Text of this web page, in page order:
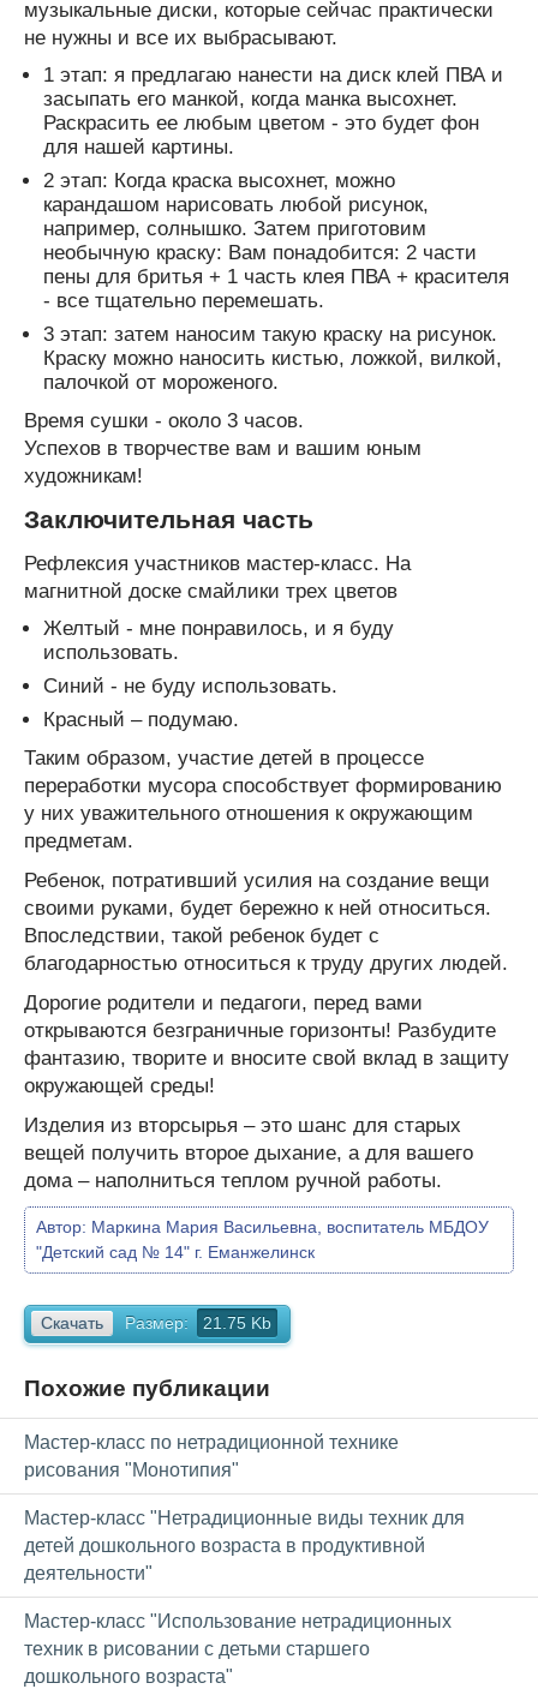
музыкальные диски, которые сейчас практически
не нужны и все их выбрасывают.
1 этап: я предлагаю нанести на диск клей ПВА и
засыпать его манкой, когда манка высохнет.
Раскрасить ее любым цветом - это будет фон
для нашей картины.
2 этап: Когда краска высохнет, можно
карандашом нарисовать любой рисунок,
например, солнышко. Затем приготовим
необычную краску: Вам понадобится: 2 части
пены для бритья + 1 часть клея ПВА + красителя
- все тщательно перемешать.
3 этап: затем наносим такую краску на рисунок.
Краску можно наносить кистью, ложкой, вилкой,
палочкой от мороженого.
Время сушки - около 3 часов.
Успехов в творчестве вам и вашим юным
художникам!
Заключительная часть
Рефлексия участников мастер-класс. На
магнитной доске смайлики трех цветов
Желтый - мне понравилось, и я буду
использовать.
Синий - не буду использовать.
Красный – подумаю.
Таким образом, участие детей в процессе
переработки мусора способствует формированию
у них уважительного отношения к окружающим
предметам.
Ребенок, потративший усилия на создание вещи
своими руками, будет бережно к ней относиться.
Впоследствии, такой ребенок будет с
благодарностью относиться к труду других людей.
Дорогие родители и педагоги, перед вами
открываются безграничные горизонты! Разбудите
фантазию, творите и вносите свой вклад в защиту
окружающей среды!
Изделия из вторсырья – это шанс для старых
вещей получить второе дыхание, а для вашего
дома – наполниться теплом ручной работы.
Автор: Маркина Мария Васильевна, воспитатель МБДОУ
"Детский сад № 14" г. Еманжелинск
Скачать Размер: 21.75 Kb
Похожие публикации
Мастер-класс по нетрадиционной технике
рисования "Монотипия"
Мастер-класс "Нетрадиционные виды техник для
детей дошкольного возраста в продуктивной
деятельности"
Мастер-класс "Использование нетрадиционных
техник в рисовании с детьми старшего
дошкольного возраста"